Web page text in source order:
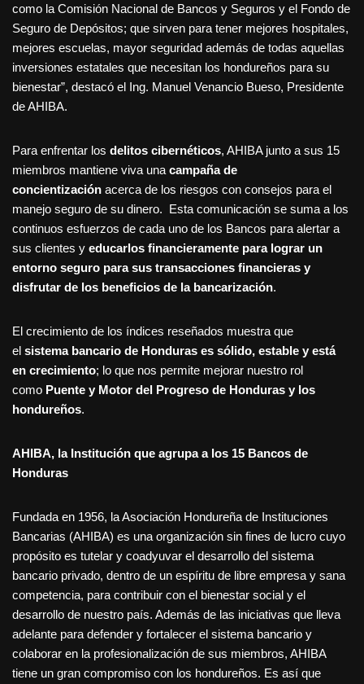
como la Comisión Nacional de Bancos y Seguros y el Fondo de
Seguro de Depósitos; que sirven para tener mejores hospitales,
mejores escuelas, mayor seguridad además de todas aquellas
inversiones estatales que necesitan los hondureños para su
bienestar”, destacó el Ing. Manuel Venancio Bueso, Presidente
de AHIBA.
Para enfrentar los delitos cibernéticos, AHIBA junto a sus 15
miembros mantiene viva una campaña de
concientización acerca de los riesgos con consejos para el
manejo seguro de su dinero. Esta comunicación se suma a los
continuos esfuerzos de cada uno de los Bancos para alertar a
sus clientes y educarlos financieramente para lograr un
entorno seguro para sus transacciones financieras y
disfrutar de los beneficios de la bancarización.
El crecimiento de los índices reseñados muestra que
el sistema bancario de Honduras es sólido, estable y está
en crecimiento; lo que nos permite mejorar nuestro rol
como Puente y Motor del Progreso de Honduras y los
hondureños.
AHIBA, la Institución que agrupa a los 15 Bancos de
Honduras
Fundada en 1956, la Asociación Hondureña de Instituciones
Bancarias (AHIBA) es una organización sin fines de lucro cuyo
propósito es tutelar y coadyuvar el desarrollo del sistema
bancario privado, dentro de un espíritu de libre empresa y sana
competencia, para contribuir con el bienestar social y el
desarrollo de nuestro país. Además de las iniciativas que lleva
adelante para defender y fortalecer el sistema bancario y
colaborar en la profesionalización de sus miembros, AHIBA
tiene un gran compromiso con los hondureños. Es así que